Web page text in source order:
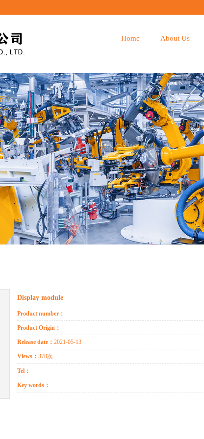
Home About Us
Display module
Product number：
Product Origin：
Release date： 2021-05-13
Views： 378次
Tel：
Key words：